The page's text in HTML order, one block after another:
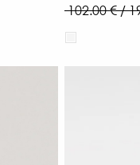
102.00 € /